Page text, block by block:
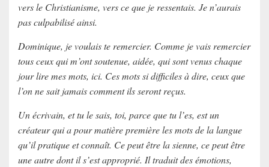
vers le Christianisme, vers ce que je ressentais. Je n’aurais
pas culpabilisé ainsi.
Dominique, je voulais te remercier. Comme je vais remercier
tous ceux qui m’ont soutenue, aidée, qui sont venus chaque
jour lire mes mots, ici. Ces mots si difficiles à dire, ceux que
l’on ne sait jamais comment ils seront reçus.
Un écrivain, et tu le sais, toi, parce que tu l’es, est un
créateur qui a pour matière première les mots de la langue
qu’il pratique et connaît. Ce peut être la sienne, ce peut être
une autre dont il s’est approprié. Il traduit desémotions,